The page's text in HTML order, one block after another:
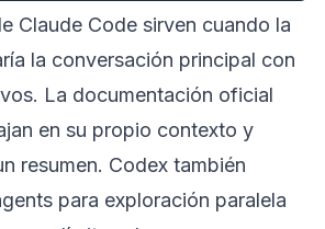
Claude Code sirven cuando la
la conversación principal con
La documentación oficial
en su propio contexto y
resumen. Codex también
para exploración paralela